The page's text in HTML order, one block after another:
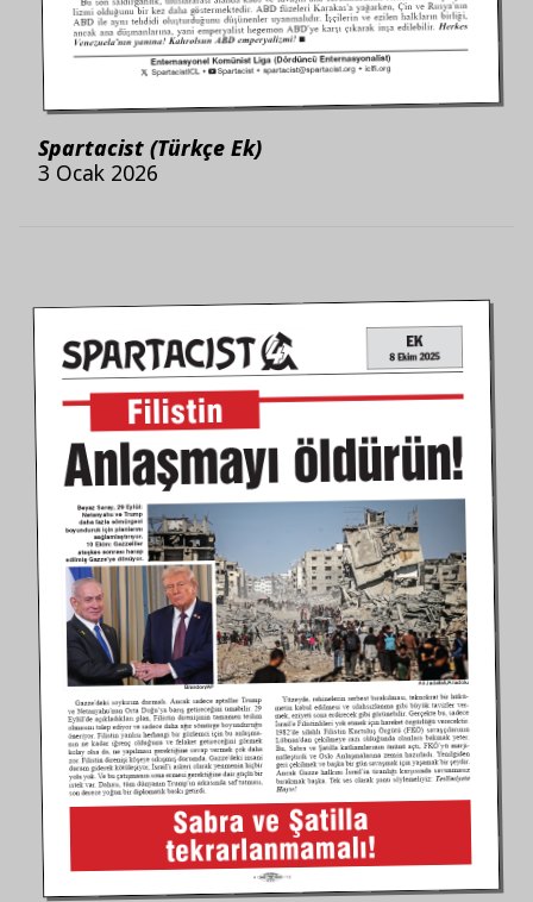
Spartacist (Türkçe Ek)
3 Ocak 2026